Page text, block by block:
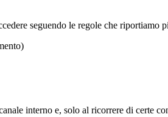
seguendo le regole che riportiamo
interno e, solo al ricorrere di certe